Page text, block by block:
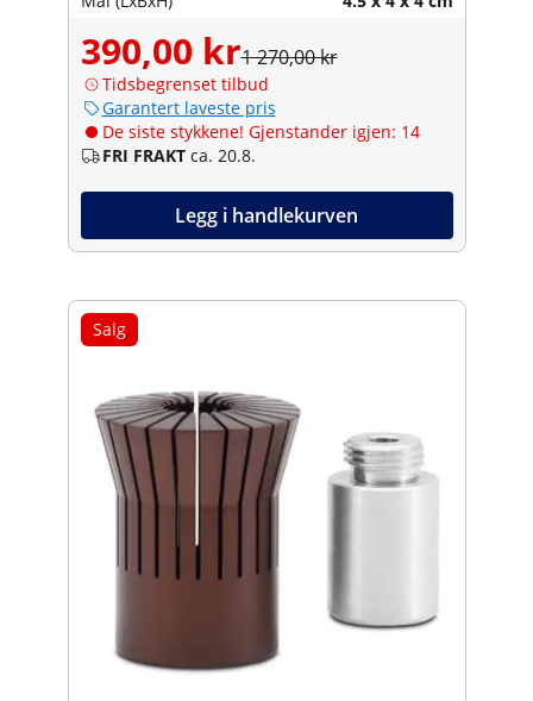
390,00 kr1 270,00 kr
Tidsbegrenset tilbud
Garantert laveste pris
De siste stykkene! Gjenstander igjen: 14
FRI FRAKT ca. 20.8.
Legg i handlekurven
Salg